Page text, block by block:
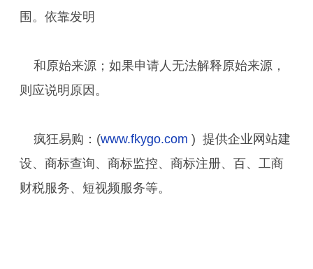
围。依靠发明
和原始来源；如果申请人无法解释原始来源，
则应说明原因。
疯狂易购：(www.fkygo.com ) 提供企业网站建
设、商标查询、商标监控、商标注册、百、工商
财税服务、短视频服务等。